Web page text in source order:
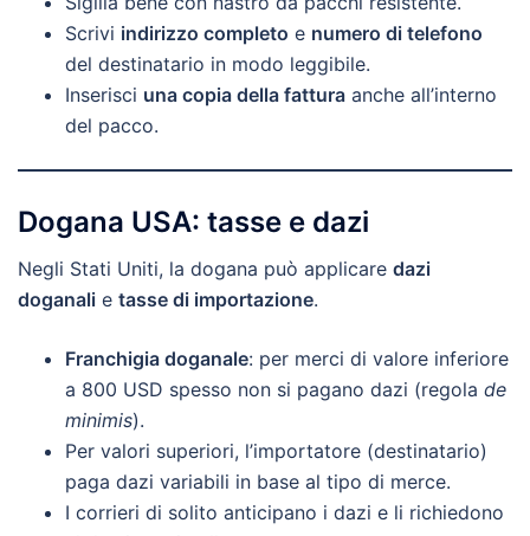
Scrivi indirizzo completo e numero di telefono
del destinatario in modo leggibile.
Inserisci una copia della fattura anche all’interno
del pacco.
Dogana USA: tasse e dazi
Negli Stati Uniti, la dogana può applicare dazi
doganali e tasse di importazione.
Franchigia doganale: per merci di valore inferiore
a 800 USD spesso non si pagano dazi (regola de
minimis).
Per valori superiori, l’importatore (destinatario)
paga dazi variabili in base al tipo di merce.
I corrieri di solito anticipano i dazi e li richiedono